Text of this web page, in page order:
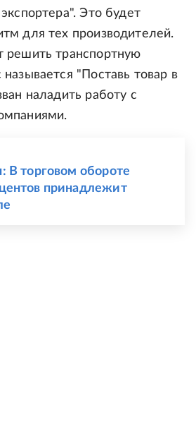
Это будет
для тех производителей.
решить транспортную
"Поставь товар в
наладить работу с
В торговом обороте
принадлежит